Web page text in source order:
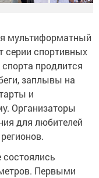
мультиформатный
серии спортивных
продлится
заплывы на
и
Организаторы
для любителей
Первыми